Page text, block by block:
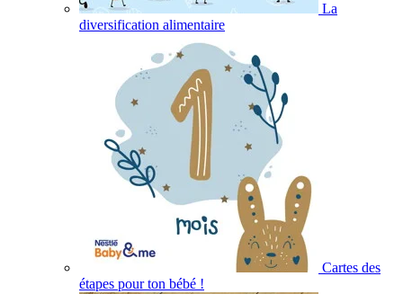
La
diversification alimentaire
Cartes des
étapes pour ton bébé !